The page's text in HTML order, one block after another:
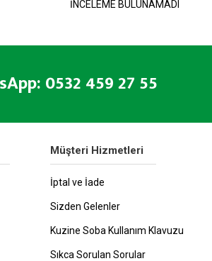
İNCELEME BULUNAMADI
0532 459 27 55
Müşteri Hizmetleri
İptal ve İade
Sizden Gelenler
Kuzine Soba Kullanım Klavuzu
Sıkca Sorulan Sorular